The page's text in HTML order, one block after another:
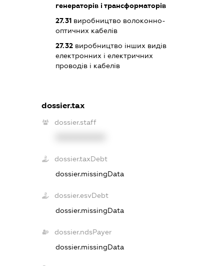
генераторів і трансформаторів
27.31виробництво волоконно-
оптичних кабелів
27.32виробництво інших видів
електронних і електричних
проводів і кабелів
dossier.tax
dossier.staff
dossier.taxDebt
dossier.missingData
dossier.esvDebt
dossier.missingData
dossier.ndsPayer
dossier.missingData